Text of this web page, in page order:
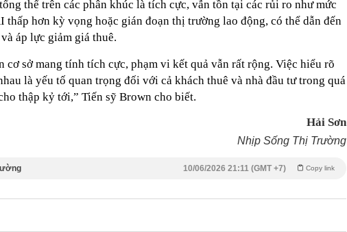
thể trên các phân khúc là tích cực, vẫn tồn tại các rủi ro như mức
thấp hơn kỳ vọng hoặc gián đoạn thị trường lao động, có thể dẫn đến
áp lực giảm giá thuê.
cơ sở mang tính tích cực, phạm vi kết quả vẫn rất rộng. Việc hiểu rõ
là yếu tố quan trọng đối với cả khách thuê và nhà đầu tư trong quá
thập kỷ tới,” Tiến sỹ Brown cho biết.
Hải Sơn
Nhịp Sống Thị Trường
Copy link
10/06/2026 21:11 (GMT +7)